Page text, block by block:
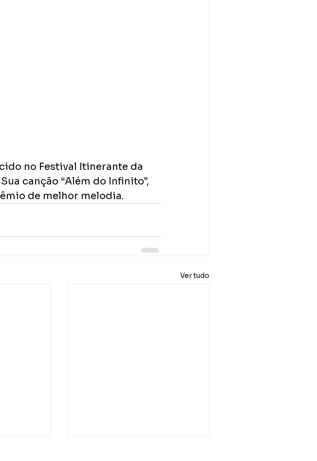
no Festival Itinerante da
canção “Além do Infinito”,
de melhor melodia.
Ver tudo